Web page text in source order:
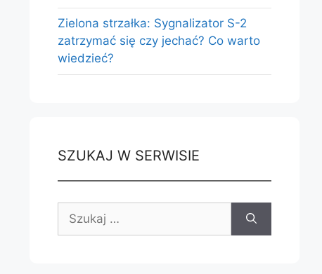
Zielona strzałka: Sygnalizator S-2
zatrzymać się czy jechać? Co warto
wiedzieć?
SZUKAJ W SERWISIE